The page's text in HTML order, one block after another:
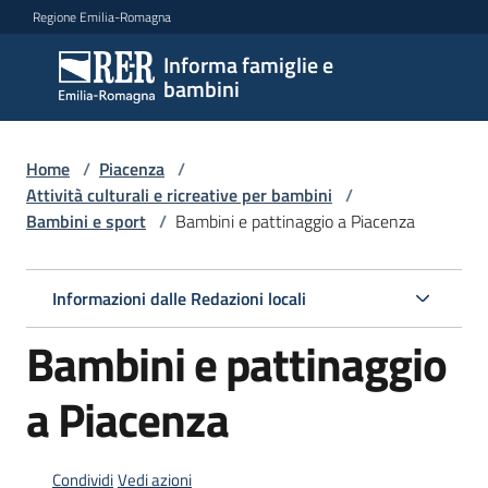
Vai al contenuto
Vai alla navigazione
Vai al footer
Regione Emilia-Romagna
Informa famiglie e
bambini
Informa
famiglie
e
bambini
Centri
per
famiglie
Home / Piacenza /
Attività culturali e ricreative per bambini /
Bambini e sport / Bambini e pattinaggio a Piacenza
Informazioni dalle Redazioni locali
Bambini e pattinaggio
a Piacenza
CondividiVedi azioni